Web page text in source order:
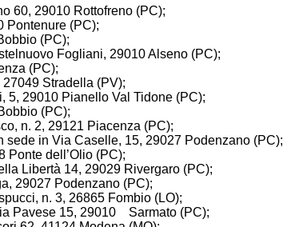
60, 29010 Rottofreno (PC);
Pontenure (PC);
(PC);
Fogliani, 29010 Alseno (PC);
(PC);
Stradella (PV);
5, 29010 Pianello Val Tidone (PC);
(PC);
n. 2, 29121 Piacenza (PC);
sede in Via Caselle, 15, 29027 Podenzano (PC);
Ponte dell’Olio (PC);
Libertà 14, 29029 Rivergaro (PC);
29027 Podenzano (PC);
n. 3, 26865 Fombio (LO);
Pavese 15, 29010 Sarmato (PC);